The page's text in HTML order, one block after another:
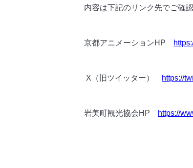
内容は下記のリンク先でご確認
京都アニメーションHP
X（旧ツイッター） https://
岩美町観光協会HP https://